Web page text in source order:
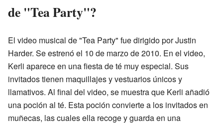
de "Tea Party"?
El video musical de "Tea Party" fue dirigido por Justin
Harder. Se estrenó el 10 de marzo de 2010. En el video,
Kerli aparece en una fiesta de té muy especial. Sus
invitados tienen maquillajes y vestuarios únicos y
llamativos. Al final del video, se muestra que Kerli añadió
una poción al té. Esta poción convierte a los invitados en
muñecas, las cuales ella recoge y guarda en una